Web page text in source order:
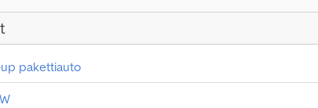
up pakettiauto